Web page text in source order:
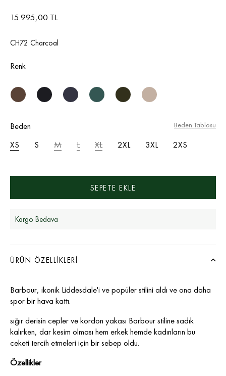
15.995,00 TL
CH72 Charcoal
Renk
Beden
XS
S M L XL 2XL 3XL 2XS
Beden Tablosu
Kargo Bedava
ÜRÜN ÖZELLIKLERI
Barbour, ikonik Liddesdale'i ve popüler stilini aldı ve ona daha
spor bir hava kattı.
sığır derisin cepler ve kordon yakası Barbour stiline sadık
kalırken, dar kesim olması hem erkek hemde kadınların bu
ceketi tercih etmeleri için bir sebep oldu.
Özellikler